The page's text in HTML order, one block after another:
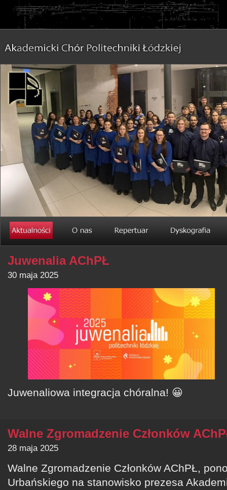
Juwenalia AChPŁ
30 maja 2025
Juwenaliowa integracja chóralna! 😀
Walne Zgromadzenie Członków
28 maja 2025
Walne Zgromadzenie Członków AChPŁ,
Urbańskiego na stanowisko prezesa